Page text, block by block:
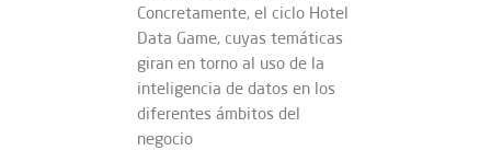
Concretamente, el ciclo Hotel
Data Game, cuyas temáticas
giran en torno al uso de la
inteligencia de datos en los
diferentes ámbitos del
negocio